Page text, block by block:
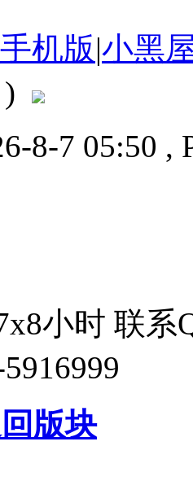
手机版|小黑
)
8-7 05:50 ,
小时 联系
版块